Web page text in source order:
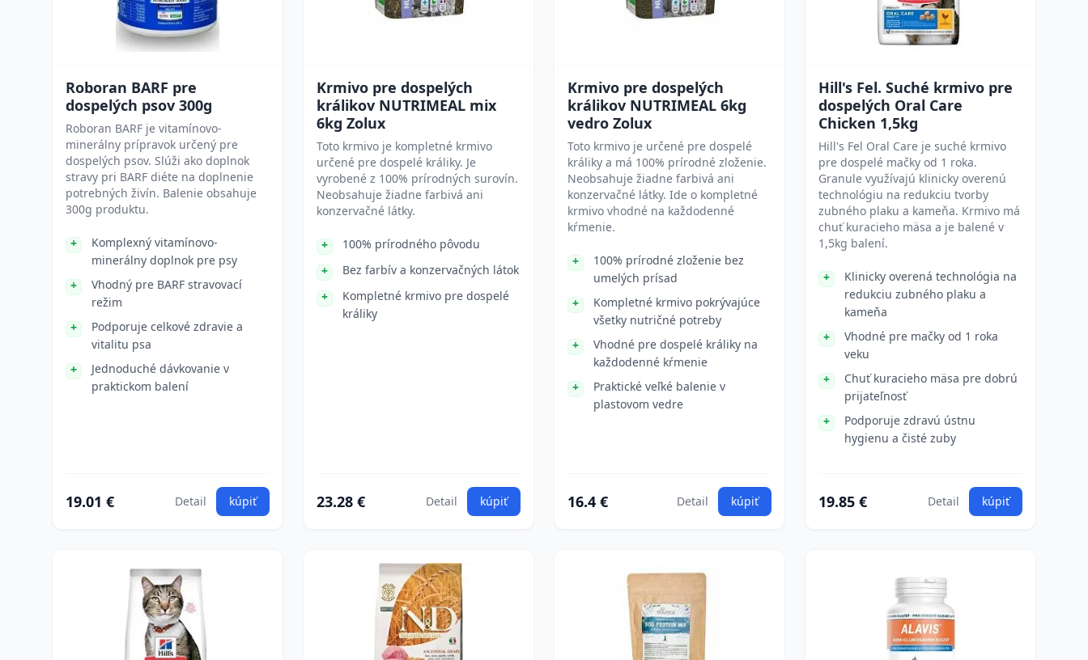
Roboran BARF pre
dospelých psov 300g
Roboran BARF je vitamínovo-
minerálny prípravok určený pre
dospelých psov. Slúži ako doplnok
stravy pri BARF diéte na doplnenie
potrebných živín. Balenie obsahuje
300g produktu.
Komplexný vitamínovo-
minerálny doplnok pre psy
Vhodný pre BARF stravovací
režim
Podporuje celkové zdravie a
vitalitu psa
Jednoduché dávkovanie v
praktickom balení
19.01 € Detail kúpiť
Krmivo pre dospelých
králikov NUTRIMEAL mix
6kg Zolux
Toto krmivo je kompletné krmivo
určené pre dospelé králiky. Je
vyrobené z 100% prírodných surovín.
Neobsahuje žiadne farbivá ani
konzervačné látky.
100% prírodného pôvodu
Bez farbív a konzervačných látok
Kompletné krmivo pre dospelé
králiky
23.28 € Detail kúpiť
Krmivo pre dospelých
králikov NUTRIMEAL 6kg
vedro Zolux
Toto krmivo je určené pre dospelé
králiky a má 100% prírodné zloženie.
Neobsahuje žiadne farbivá ani
konzervačné látky. Ide o kompletné
krmivo vhodné na každodenné
kŕmenie.
100% prírodné zloženie bez
umelých prísad
Kompletné krmivo pokrývajúce
všetky nutričné potreby
Vhodné pre dospelé králiky na
každodenné kŕmenie
Praktické veľké balenie v
plastovom vedre
16.4 € Detail kúpiť
Hill's Fel. Suché krmivo pre
dospelých Oral Care
Chicken 1,5kg
Hill's Fel Oral Care je suché krmivo
pre dospelé mačky od 1 roka.
Granule využívajú klinicky overenú
technológiu na redukciu tvorby
zubného plaku a kameňa. Krmivo má
chuť kuracieho mäsa a je balené v
1,5kg balení.
Klinicky overená technológia na
redukciu zubného plaku a
kameňa
Vhodné pre mačky od 1 roka
veku
Chuť kuracieho mäsa pre dobrú
prijateľnosť
Podporuje zdravú ústnu
hygienu a čisté zuby
19.85 € Detail kúpiť